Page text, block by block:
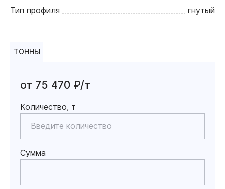
Тип профиля
гнутый
ТОННЫ
от 75 470 ₽/т
Количество, т
Сумма